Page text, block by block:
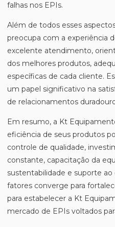
falhas nos EPIs.
Além de todos esses
preocupa com a experiência
excelente atendimento,
dos melhores produtos,
específicas de cada cliente.
um papel significativo na
de relacionamentos
Em resumo, a Kt
eficiência de seus produtos
controle de qualidade,
constante, capacitação da
sustentabilidade e suporte
fatores converge para
para estabelecer a Kt
mercado de EPIs voltados